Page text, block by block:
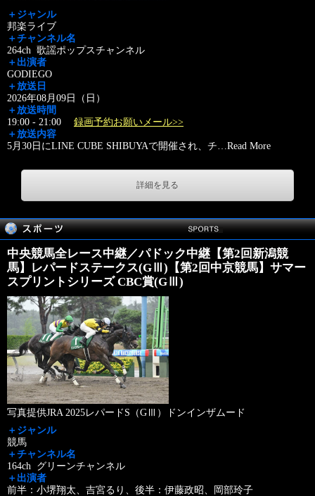
＋ジャンル
邦楽ライブ
＋チャンネル名
264ch 歌謡ポップスチャンネル
＋出演者
GODIEGO
＋放送日
2026年08月09日（日）
＋放送時間
19:00 - 21:00 録画予約お願いメール>>
＋放送内容
5月30日にLINE CUBE SHIBUYAで開催され、チ…Read More
詳細を見る
中央競馬全レース中継／パドック中継【第2回新潟競
馬】レパードステークス(GⅢ)【第2回中京競馬】サマー
スプリントシリーズ CBC賞(GⅢ)
写真提供JRA 2025レパードS（GⅢ）ドンインザムード
＋ジャンル
競馬
＋チャンネル名
164ch グリーンチャンネル
＋出演者
前半：小堺翔太、吉宮るり、後半：伊藤政昭、岡部玲子